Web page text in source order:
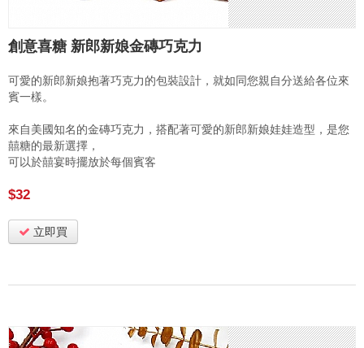
創意喜糖 新郎新娘金磚巧克力
可愛的新郎新娘抱著巧克力的包裝設計，就如同您親自分送給各位來
賓一樣。
來自美國知名的金磚巧克力，搭配著可愛的新郎新娘娃娃造型，是您
囍糖的最新選擇，
可以於囍宴時擺放於每個賓客
$32
立即買